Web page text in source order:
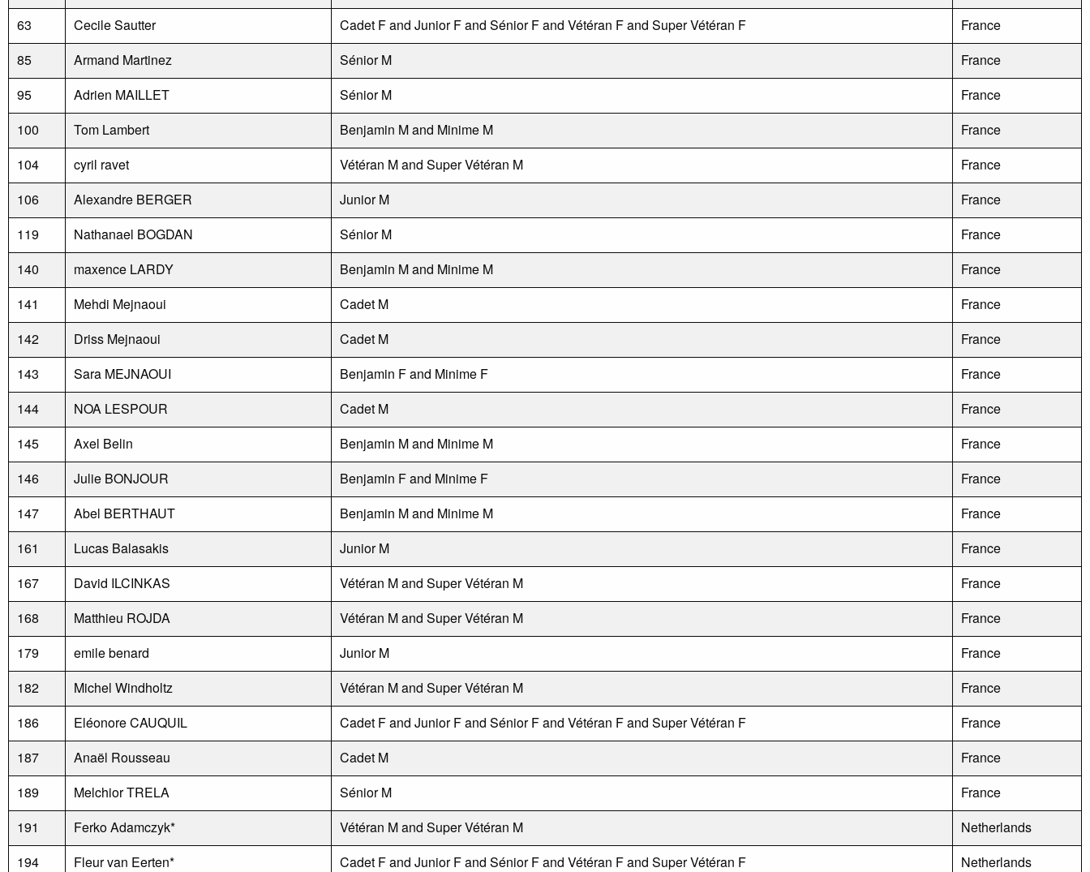
63
Cecile Sautter Cadet F and Junior F and Sénior F and Vétéran F and Super Vétéran F
France
85
Armand Martinez Sénior M
France
95
Adrien MAILLET Sénior M
France
100
Tom Lambert Benjamin M and Minime M
France
104
cyril ravet Vétéran M and Super Vétéran M
France
106
Alexandre BERGER Junior M
France
119
Nathanael BOGDAN Sénior M
France
140
maxence LARDY Benjamin M and Minime M
France
141
Mehdi Mejnaoui Cadet M
France
142
Driss Mejnaoui Cadet M
France
143
Sara MEJNAOUI Benjamin F and Minime F
France
144
NOA LESPOUR Cadet M
France
145
Axel Belin Benjamin M and Minime M
France
146
Julie BONJOUR Benjamin F and Minime F
France
147
Abel BERTHAUT Benjamin M and Minime M
France
161
Lucas Balasakis Junior M
France
167
David ILCINKAS Vétéran M and Super Vétéran M
France
168
Matthieu ROJDA Vétéran M and Super Vétéran M
France
179
emile benard Junior M
France
182
Michel Windholtz Vétéran M and Super Vétéran M
France
186
Eléonore CAUQUIL Cadet F and Junior F and Sénior F and Vétéran F and Super Vétéran F
France
187
Anaël Rousseau Cadet M
France
189
Melchior TRELA Sénior M
France
191
Ferko Adamczyk* Vétéran M and Super Vétéran M
Netherlands
194
Fleur van Eerten* Cadet F and Junior F and Sénior F and Vétéran F and Super Vétéran F
Netherlands